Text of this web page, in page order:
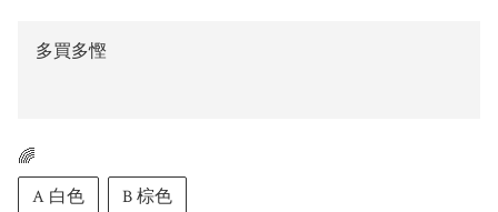
多買多慳
🌈
A 白色
B 棕色